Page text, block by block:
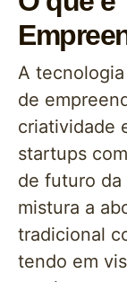
A
de
criatividade
startups
de futuro da
mistura a
tradicional
tendo em